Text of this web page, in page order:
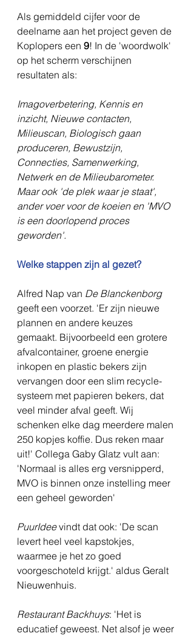
Als gemiddeld cijfer voor de
deelname aan het project geven de
Koplopers een 9! In de 'woordwolk'
op het scherm verschijnen
resultaten als:
Imagoverbetering, Kennis en
inzicht, Nieuwe contacten,
Milieuscan, Biologisch gaan
produceren, Bewustzijn,
Connecties, Samenwerking,
Netwerk en de Milieubarometer.
Maar ook 'de plek waar je staat',
ander voer voor de koeien en 'MVO
is een doorlopend proces
geworden'.
Welke stappen zijn al gezet?
Alfred Nap van De Blanckenborg
geeft een voorzet. 'Er zijn nieuwe
plannen en andere keuzes
gemaakt. Bijvoorbeeld een grotere
afvalcontainer, groene energie
inkopen en plastic bekers zijn
vervangen door een slim recycle-
systeem met papieren bekers, dat
veel minder afval geeft. Wij
schenken elke dag meerdere malen
250 kopjes koffie. Dus reken maar
uit!' Collega Gaby Glatz vult aan:
'Normaal is alles erg versnipperd,
MVO is binnen onze instelling meer
een geheel geworden'
PuurIdee vindt dat ook: 'De scan
levert heel veel kapstokjes,
waarmee je het zo goed
voorgeschoteld krijgt.' aldus Geralt
Nieuwenhuis.
Restaurant Backhuys: 'Het is
educatief geweest. Net alsof je weer